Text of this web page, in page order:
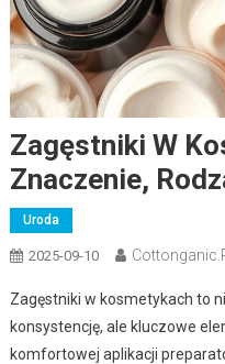
Zagęstniki W
Znaczenie,
Uroda
2025-09-10
Zagęstniki w kosmetykach to
konsystencję, ale kluczowe
komfortowej aplikacji